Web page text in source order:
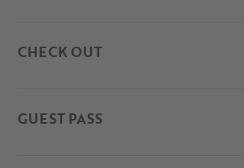
CHECK OUT
GUEST PASS